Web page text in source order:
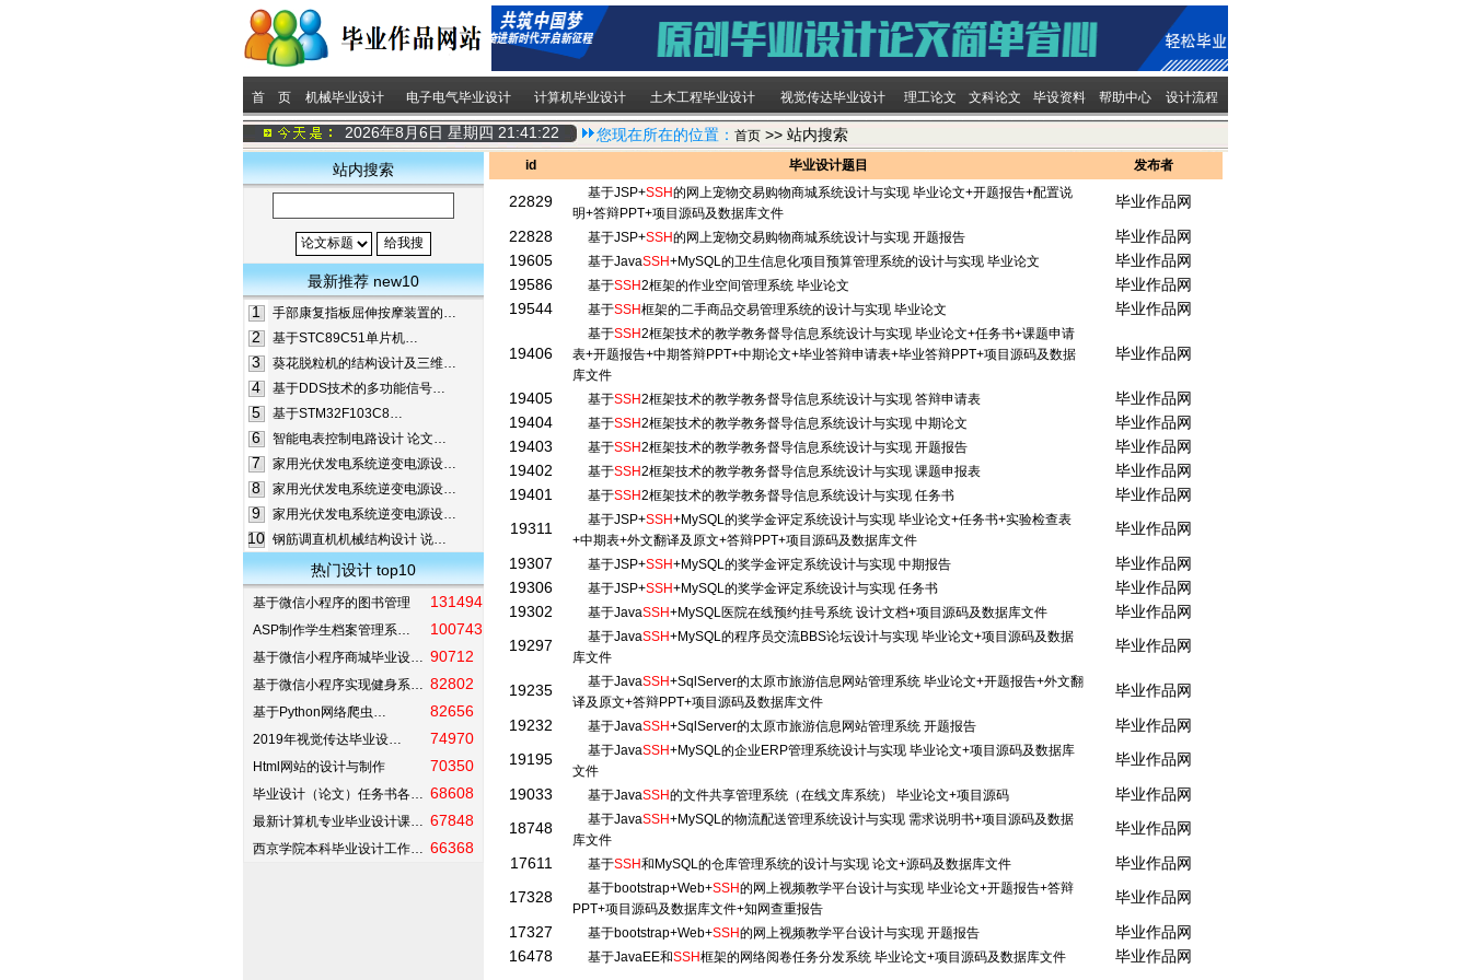
首 页 机械毕业设计 电子电气毕业设计 计算机毕业设计 土木工程毕业设计 视觉传达毕业设计 理工论文 文科论文 毕设资料 帮助中心 设计流程
2026年8月6日 星期四 21:41:22 您现在所在的位置： 首页 >> 站内搜索
站内搜索
最新推荐 new10
1
手部康复指板屈伸按摩装置的…
2 基于STC89C51单片机…
3 葵花脱粒机的结构设计及三维…
4 基于DDS技术的多功能信号…
5 基于STM32F103C8…
6 智能电表控制电路设计 论文…
7 家用光伏发电系统逆变电源设…
8 家用光伏发电系统逆变电源设…
9 家用光伏发电系统逆变电源设…
10 钢筋调直机机械结构设计 说…
热门设计 top10
基于微信小程序的图书管理 131494
ASP制作学生档案管理系… 100743
基于微信小程序商城毕业设… 90712
基于微信小程序实现健身系… 82802
基于Python网络爬虫… 82656
2019年视觉传达毕业设… 74970
Html网站的设计与制作 70350
毕业设计（论文）任务书各… 68608
最新计算机专业毕业设计课… 67848
西京学院本科毕业设计工作… 66368
id 毕业设计题目 发布者
22829 基于JSP+SSH的网上宠物交易购物商城系统设计与实现 毕业论文+开题报告+配置说
明+答辩PPT+项目源码及数据库文件
毕业作品网
22828
基于JSP+SSH的网上宠物交易购物商城系统设计与实现 开题报告
毕业作品网
19605
基于JavaSSH+MySQL的卫生信息化项目预算管理系统的设计与实现 毕业论文
毕业作品网
19586
基于SSH2框架的作业空间管理系统 毕业论文
毕业作品网
19544
基于SSH框架的二手商品交易管理系统的设计与实现 毕业论文 毕业作品网
19406
基于SSH2框架技术的教学教务督导信息系统设计与实现 毕业论文+任务书+课题申请
表+开题报告+中期答辩PPT+中期论文+毕业答辩申请表+毕业答辩PPT+项目源码及数据
库文件
毕业作品网
19405 基于SSH2框架技术的教学教务督导信息系统设计与实现 答辩申请表
毕业作品网
19404
基于SSH2框架技术的教学教务督导信息系统设计与实现 中期论文
毕业作品网
19403
基于SSH2框架技术的教学教务督导信息系统设计与实现 开题报告
毕业作品网
19402
基于SSH2框架技术的教学教务督导信息系统设计与实现 课题申报表
毕业作品网
19401
基于SSH2框架技术的教学教务督导信息系统设计与实现 任务书
毕业作品网
19311
基于JSP+SSH+MySQL的奖学金评定系统设计与实现 毕业论文+任务书+实验检查表
+中期表+外文翻译及原文+答辩PPT+项目源码及数据库文件
毕业作品网
19307
基于JSP+SSH+MySQL的奖学金评定系统设计与实现 中期报告
毕业作品网
19306
基于JSP+SSH+MySQL的奖学金评定系统设计与实现 任务书
毕业作品网
19302
基于JavaSSH+MySQL医院在线预约挂号系统 设计文档+项目源码及数据库文件
毕业作品网
19297
基于JavaSSH+MySQL的程序员交流BBS论坛设计与实现 毕业论文+项目源码及数据
库文件
毕业作品网
19235 基于JavaSSH+SqlServer的太原市旅游信息网站管理系统 毕业论文+开题报告+外文翻
译及原文+答辩PPT+项目源码及数据库文件
毕业作品网
19232
基于JavaSSH+SqlServer的太原市旅游信息网站管理系统 开题报告
毕业作品网
19195
基于JavaSSH+MySQL的企业ERP管理系统设计与实现 毕业论文+项目源码及数据库
文件
毕业作品网
19033
基于JavaSSH的文件共享管理系统（在线文库系统） 毕业论文+项目源码
毕业作品网
18748
基于JavaSSH+MySQL的物流配送管理系统设计与实现 需求说明书+项目源码及数据
库文件
毕业作品网
17611
基于SSH和MySQL的仓库管理系统的设计与实现 论文+源码及数据库文件
毕业作品网
17328
基于bootstrap+Web+SSH的网上视频教学平台设计与实现 毕业论文+开题报告+答辩
PPT+项目源码及数据库文件+知网查重报告
毕业作品网
17327
基于bootstrap+Web+SSH的网上视频教学平台设计与实现 开题报告
毕业作品网
16478
基于JavaEE和SSH框架的网络阅卷任务分发系统 毕业论文+项目源码及数据库文件 毕业作品网